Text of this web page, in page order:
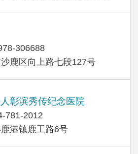
306688
鹿区向上路七段127号
彰滨秀传纪念医院
781-2012
港镇鹿工路6号